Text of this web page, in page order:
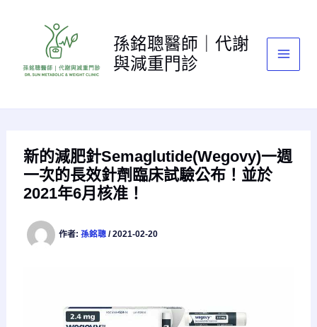
孫銘聰醫師｜代謝
與減重門診
新的減肥針Semaglutide(Wegovy)一週
一次的長效針劑臨床試驗公布！並於
2021年6月核准！
作者: 孫銘聰 /2021-02-20